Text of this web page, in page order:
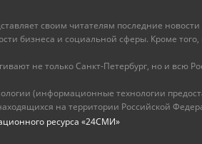
своим читателям последние
бизнеса и социальной сферы. Кроме того,
не только Санкт-Петербург, но и всю
(информационные технологии
на территории Российской
ресурса «24СМИ»